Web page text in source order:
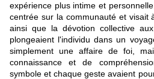
expérience plus intime et
centrée sur la communauté et visait
ainsi que la dévotion collective
plongeaient l'individu dans un
simplement une affaire de foi,
connaissance et de
symbole et chaque geste avaient